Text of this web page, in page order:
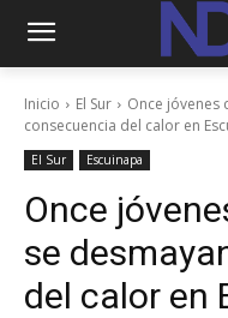
Inicio El Sur
Once jóvenes
consecuencia del calor en
El Sur Escuinapa
Once
se
del calor en